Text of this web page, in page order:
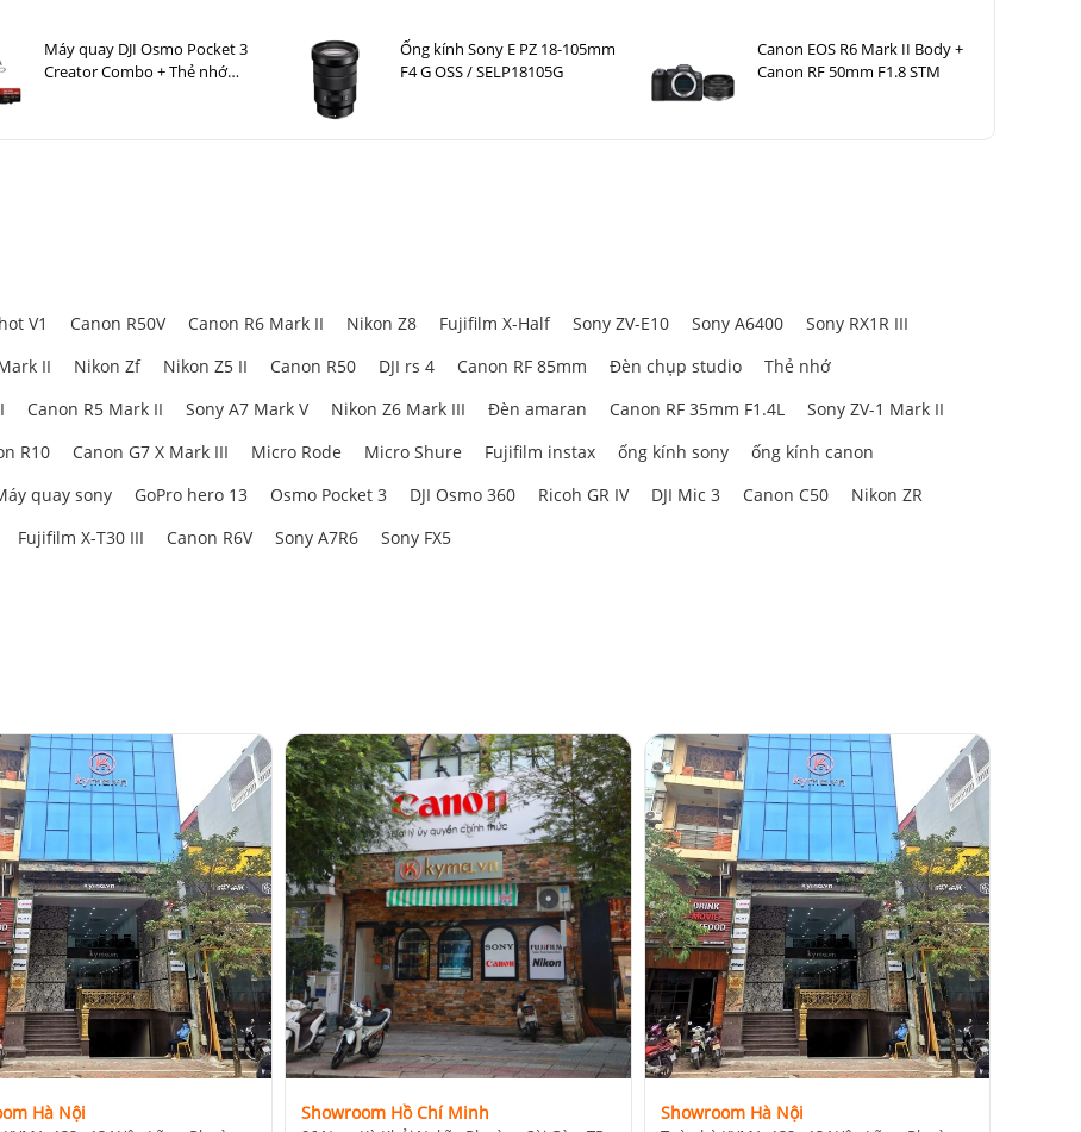
Máy quay DJI Osmo Pocket 3
Creator Combo + Thẻ nhớ
Ống kính Sony E PZ 18-105mm
F4 G OSS / SELP18105G
Canon EOS R6 Mark II Body +
Canon RF 50mm F1.8 STM
V1 Canon R50V Canon R6 Mark II Nikon Z8 Fujifilm X-Half Sony ZV-E10 Sony A6400
Sony RX1R III
II Nikon Zf Nikon Z5 II Canon R50 DJI rs 4 Canon RF 85mm Đèn chụp studio
Thẻ nhớ
Canon R5 Mark II Sony A7 Mark V Nikon Z6 Mark III Đèn amaran Canon RF 35mm F1.4L
Sony ZV-1 Mark II
R10 Canon G7 X Mark III Micro Rode Micro Shure Fujifilm instax ống kính sony
ống kính canon
quay sony GoPro hero 13 Osmo Pocket 3 DJI Osmo 360 Ricoh GR IV DJI Mic 3 Canon C50
Nikon ZR
Fujifilm X-T30 III Canon R6V Sony A7R6 Sony FX5
Hà Nội Showroom Hồ Chí Minh Showroom Hà Nội